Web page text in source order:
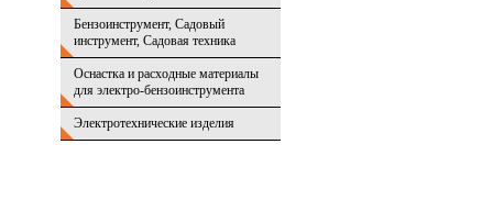
Бензоинструмент, Садовый
инструмент, Садовая техника
Оснастка и расходные материалы
для электро-бензоинструмента
Электротехнические изделия